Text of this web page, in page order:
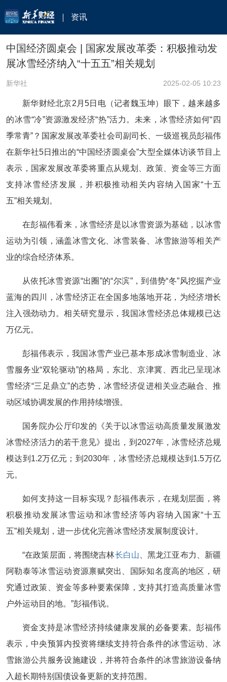
资讯
中国经济圆桌会 | 国家发展改革委：积极推动发
展冰雪经济纳入“十五五”相关规划
新华社 2025-02-05 10:23
新华财经北京2月5日电（记者魏玉坤）眼下，越来越多
的冰雪“冷”资源激发经济“热”活力。未来，冰雪经济如何“四
季常青”？国家发展改革委社会司副司长、一级巡视员彭福伟
在新华社5日推出的“中国经济圆桌会”大型全媒体访谈节目上
表示，国家发展改革委将重点从规划、政策、资金等三方面
支持冰雪经济发展，并积极推动相关内容纳入国家“十五
五”相关规划。
在彭福伟看来，冰雪经济是以冰雪资源为基础，以冰雪
运动为引领，涵盖冰雪文化、冰雪装备、冰雪旅游等相关产
业的综合经济体系。
从依托冰雪资源“出圈”的“尔滨”，到借势“冬”风挖掘产业
蓝海的四川，冰雪经济正在全国多地落地开花，为经济增长
注入强劲动力。相关研究显示，我国冰雪经济总体规模已达
万亿元。
彭福伟表示，我国冰雪产业已基本形成冰雪制造业、冰
雪服务业“双轮驱动”的格局，东北、京津冀、西北已呈现冰
雪经济“三足鼎立”的态势，冰雪经济促进相关业态融合、推
动区域协调发展的作用持续增强。
国务院办公厅印发的《关于以冰雪运动高质量发展激发
冰雪经济活力的若干意见》提出，到2027年，冰雪经济总规
模达到1.2万亿元；到2030年，冰雪经济总规模达到1.5万亿
元。
如何支持这一目标实现？彭福伟表示，在规划层面，将
积极推动发展冰雪运动和冰雪经济等内容纳入国家“十五
五”相关规划，进一步优化完善冰雪经济发展制度设计。
“在政策层面，将围绕吉林长白山 、黑龙江亚布力、新疆
阿勒泰等冰雪运动资源禀赋突出、国际知名度高的地区，研
究通过政策、资金等多种要素保障，支持其打造高质量冰雪
户外运动目的地。”彭福伟说。
资金支持是冰雪经济持续健康发展的必备要素。彭福伟
表示，中央预算内投资将继续支持符合条件的冰雪运动、冰
雪旅游公共服务设施建设，并将符合条件的冰雪旅游设备纳
入超长期特别国债设备更新的支持范围。